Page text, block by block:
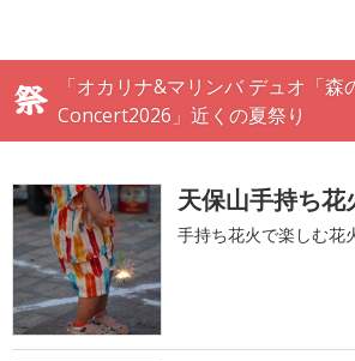
「オカリナ&マリンバ デュオ「
Concert2026」近くの夏祭り
天保山手持ち花
手持ち花火で楽しむ花